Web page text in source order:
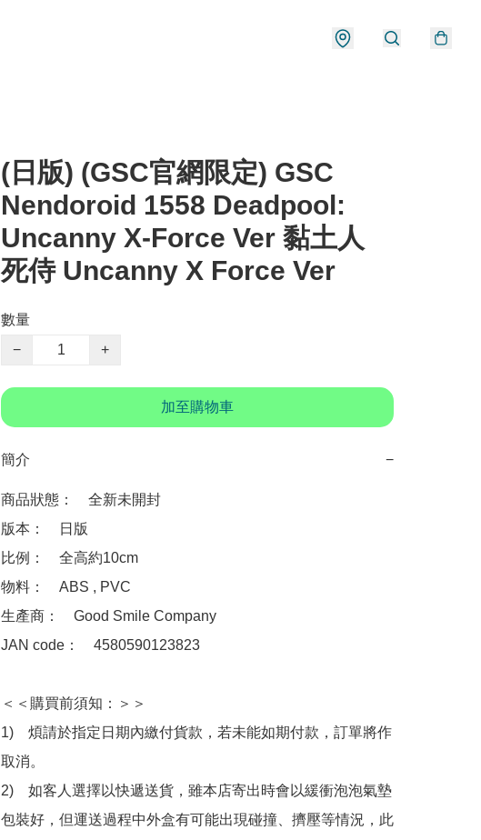
(日版) (GSC官網限定) GSC
Nendoroid 1558 Deadpool:
Uncanny X-Force Ver 黏土人
死侍 Uncanny X Force Ver
數量
−
+
加至購物車
簡介 −
商品狀態：　全新未開封
版本：　日版
比例：　全高約10cm
物料：　ABS , PVC
生產商：　Good Smile Company
JAN code：　4580590123823
＜＜購買前須知：＞＞
1)　煩請於指定日期內繳付貨款，若未能如期付款，訂單將作
取消。
2)　如客人選擇以快遞送貨，雖本店寄出時會以緩衝泡泡氣墊
包裝好，但運送過程中外盒有可能出現碰撞、擠壓等情況，此